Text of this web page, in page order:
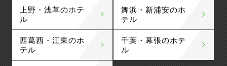
上野・浅草のホテ
ル
舞浜・新浦安のホ
テル
西葛西・江東のホ
テル
千葉・幕張のホテ
ル